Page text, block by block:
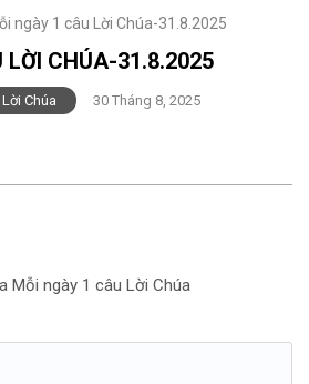
ngày 1 câu Lời Chúa-31.8.2025
LỜI CHÚA-31.8.2025
Chúa 30 Tháng 8, 2025
Mỗi ngày 1 câu Lời Chúa